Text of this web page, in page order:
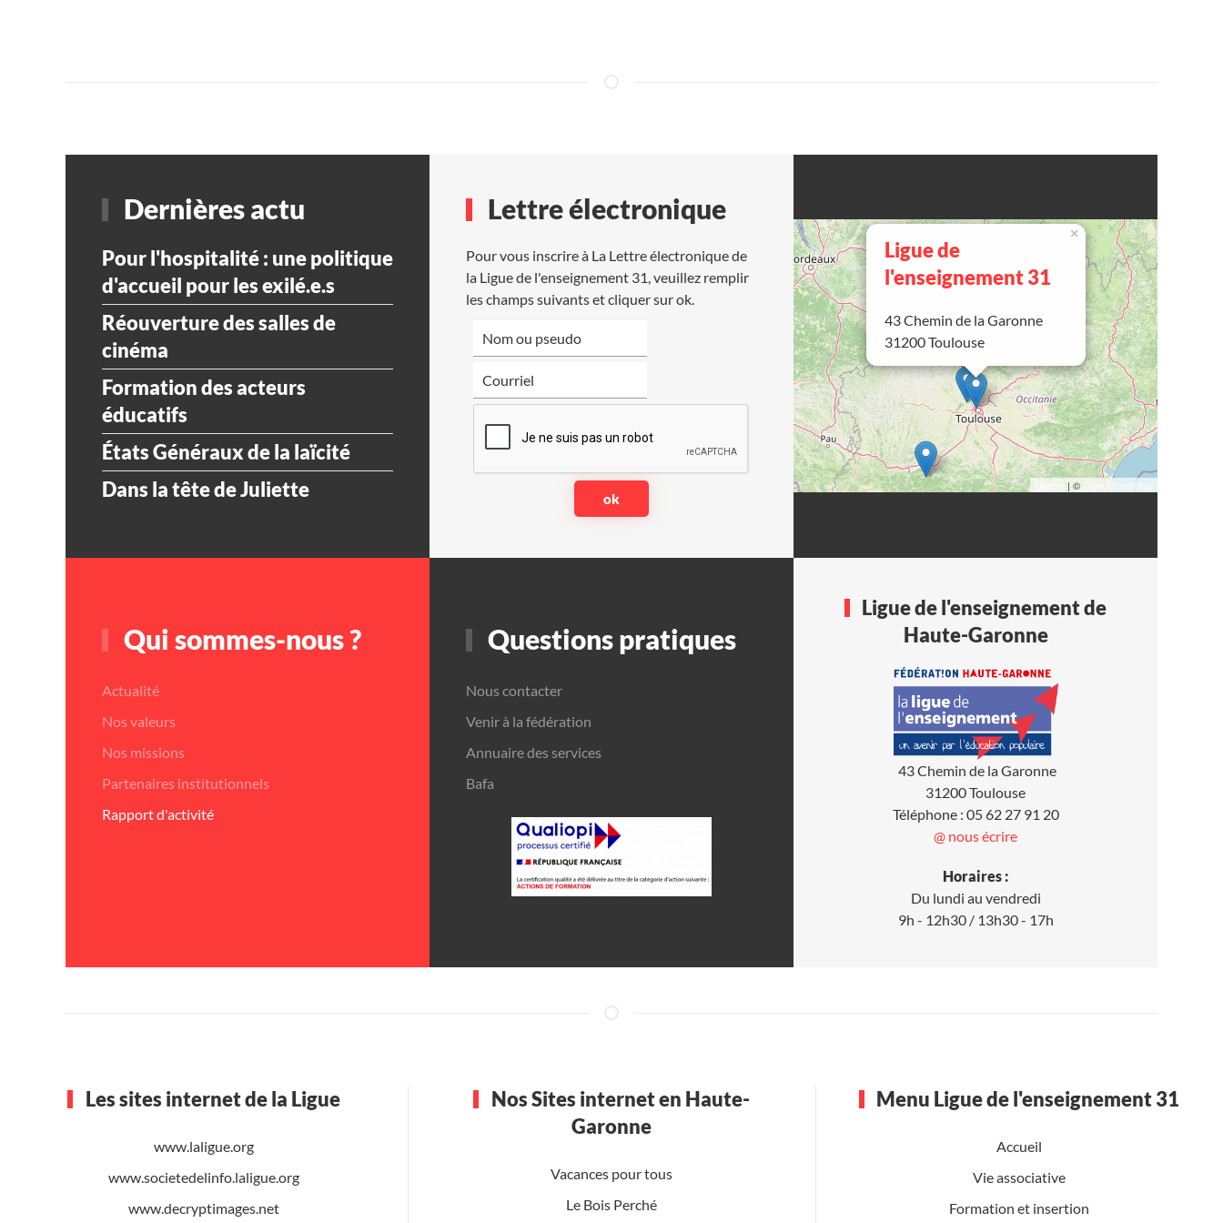
Dernières actu
Pour l'hospitalité : une politique
d'accueil pour les exilé.e.s
Réouverture des salles de
cinéma
Formation des acteurs
éducatifs
États Généraux de la laïcité
Dans la tête de Juliette
Lettre électronique
Pour vous inscrire à La Lettre électronique de
la Ligue de l'enseignement 31, veuillez remplir
les champs suivants et cliquer sur ok.
Ligue de
l'enseignement 31
43 Chemin de la Garonne
31200 Toulouse
×
Leaflet | © OpenStreetMap
Qui sommes-nous ?
Actualité
Nos valeurs
Nos missions
Partenaires institutionnels
Rapport d'activité
Questions pratiques
Nous contacter
Venir à la fédération
Annuaire des services
Bafa
Ligue de l'enseignement de
Haute-Garonne
43 Chemin de la Garonne
31200 Toulouse
Téléphone : 05 62 27 91 20
@ nous écrire
Horaires :
Du lundi au vendredi
9h - 12h30 / 13h30 - 17h
Les sites internet de la Ligue
www.laligue.org
www.societedelinfo.laligue.org
www.decryptimages.net
Nos Sites internet en Haute-
Garonne
Vacances pour tous
Le Bois Perché
Menu Ligue de l'enseignement 31
Accueil
Vie associative
Formation et insertion